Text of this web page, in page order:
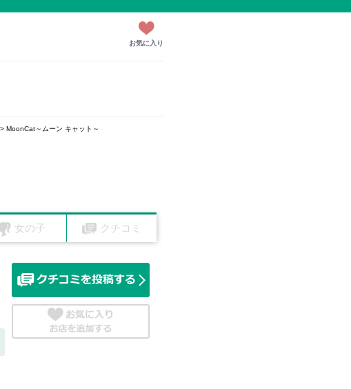
お気に入り
MoonCat～ムーン キャット～
女の子 クチコミ